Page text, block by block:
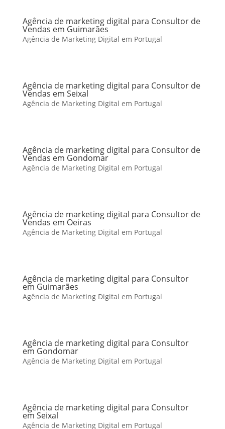
Agência de marketing digital para Consultor de
Vendas em Guimarães
Agência de Marketing Digital em Portugal
Agência de marketing digital para Consultor de
Vendas em Seixal
Agência de Marketing Digital em Portugal
Agência de marketing digital para Consultor de
Vendas em Gondomar
Agência de Marketing Digital em Portugal
Agência de marketing digital para Consultor de
Vendas em Oeiras
Agência de Marketing Digital em Portugal
Agência de marketing digital para Consultor
em Guimarães
Agência de Marketing Digital em Portugal
Agência de marketing digital para Consultor
em Gondomar
Agência de Marketing Digital em Portugal
Agência de marketing digital para Consultor
em Seixal
Agência de Marketing Digital em Portugal